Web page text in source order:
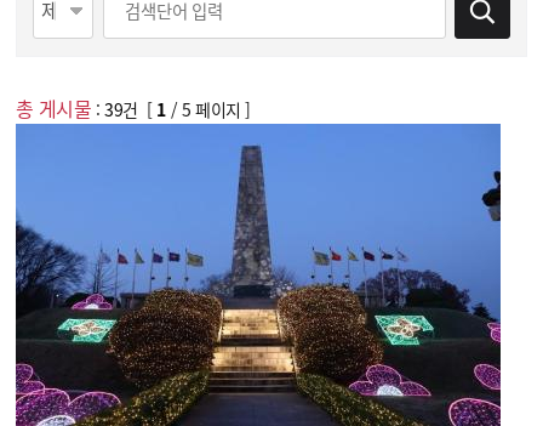
기후대응
총 게시물 :39건 [ 1 / 5 페이지 ]